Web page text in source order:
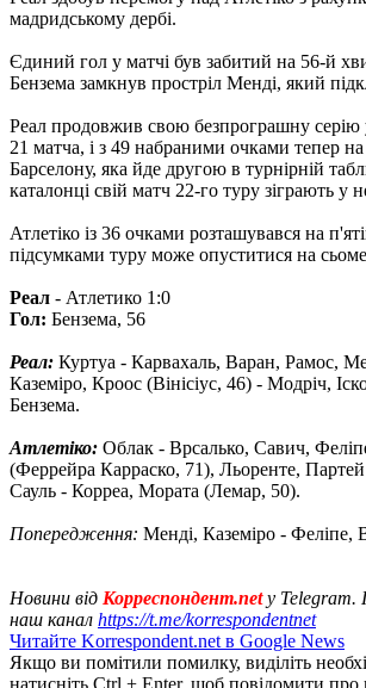
мадридському дербі.
Єдиний гол у матчі був забитий на 56-й
Бензема замкнув простріл Менді, який
Реал продовжив свою безпрограшну серію
21 матча, і з 49 набраними очками тепер
Барселону, яка йде другою в турнірній
каталонці свій матч 22-го туру зіграють у
Атлетіко із 36 очками розташувався на
підсумками туру може опуститися на
Реал - Атлетико 1:0
Гол: Бензема, 56
Реал: Куртуа - Карвахаль, Варан, Рамос,
Каземіро, Кроос (Вінісіус, 46) - Модріч,
Бензема.
Атлетіко: Облак - Врсалько, Савич,
(Феррейра Карраско, 71), Льоренте,
Сауль - Корреа, Мората (Лемар, 50).
Попередження: Менді, Каземіро - Феліпе,
Новини від Корреспондент.net у Telegram.
наш канал https://t.me/korrespondentnet
Читайте Korrespondent.net в Google News
Якщо ви помітили помилку, виділіть
натисніть Ctrl + Enter, щоб повідомити про